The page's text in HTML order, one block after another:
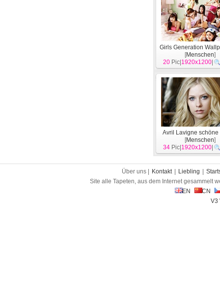
Girls Generation
[Menschen]
20 Pic| 1920x1200
Avril Lavigne schöne
[Menschen]
34 Pic| 1920x1200
Über uns | Kontakt Liebling
Site alle Tapeten, aus dem Internet gesammelt
EN
CN
V3